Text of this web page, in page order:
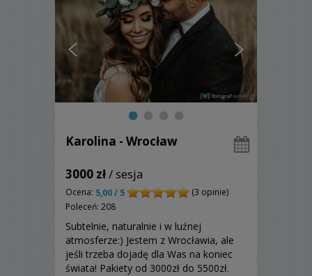
Karolina - Wrocław
3000 zł/ sesja
Ocena: 5,00 / 5
(3 opinie)
Poleceń: 208
Subtelnie, naturalnie i w luźnej
atmosferze:) Jestem z Wrocławia, ale
jeśli trzeba dojadę dla Was na koniec
świata! Pakiety od 3000zł do 5500zł.